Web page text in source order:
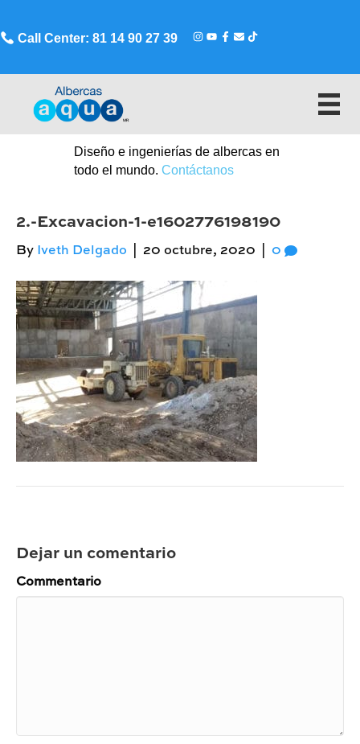
Call Center: 81 14 90 27 39
Diseño e ingenierías de albercas en
todo el mundo. Contáctanos
2.-Excavacion-1-e1602776198190
By Iveth Delgado 20 octubre, 2020 0
Dejar un comentario
Commentario